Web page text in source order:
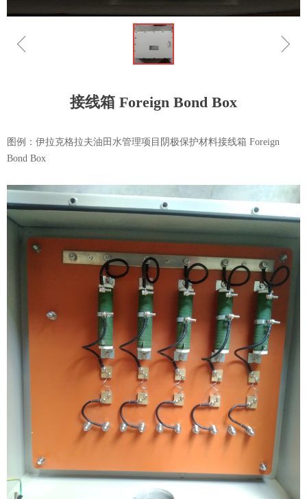
接线箱 Foreign Bond Box
图例：伊拉克格拉夫油田水管理项目阴极保护材料接线箱 Foreign
Bond Box
ꁆ ꁇ